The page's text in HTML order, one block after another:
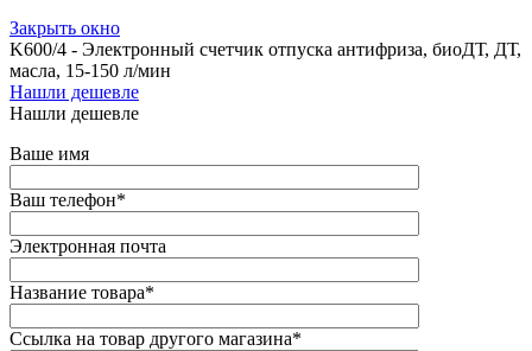
Закрыть окно
K600/4 - Электронный счетчик отпуска антифриза, биоДТ, ДТ,
масла, 15-150 л/мин
Нашли дешевле
Нашли дешевле
Ваше имя
Ваш телефон*
Электронная почта
Название товара*
Ссылка на товар другого магазина*